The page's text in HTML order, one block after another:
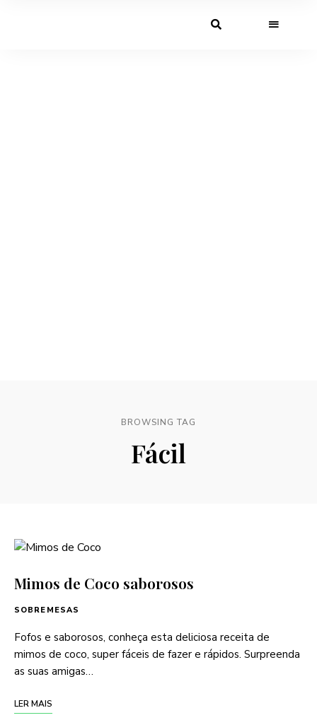
BROWSING TAG
Fácil
Mimos de Coco saborosos
SOBREMESAS
Fofos e saborosos, conheça esta deliciosa receita de
mimos de coco, super fáceis de fazer e rápidos. Surpreenda
as suas amigas…
LER MAIS